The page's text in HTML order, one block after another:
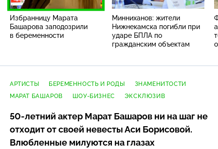
Избранницу Марата
Башарова заподозрили
в беременности
Минниханов: жители
Нижнекамска погибли при
ударе БПЛА по
гражданским объектам
АРТИСТЫ БЕРЕМЕННОСТЬ И РОДЫ
ЗНАМЕНИТОСТИ
МАРАТ БАШАРОВ
ШОУ-БИЗНЕС ЭКСКЛЮЗИВ
50-летний актер Марат Башаров ни на шаг не
отходит от своей невесты Аси Борисовой.
Влюбленные милуются на глазах